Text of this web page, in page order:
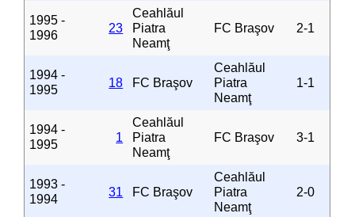
1995 -
1996
23
Ceahlăul
Piatra
Neamţ
FC Braşov 2-1
1994 -
1995
18 FC Braşov
Ceahlăul
Piatra
Neamţ
1-1
1994 -
1995
1
Ceahlăul
Piatra
Neamţ
FC Braşov 3-1
1993 -
1994
31 FC Braşov
Ceahlăul
Piatra
Neamţ
2-0